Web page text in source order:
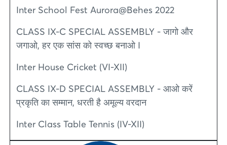
Inter School Fest Aurora@Behes 2022
CLASS IX-C SPECIAL ASSEMBLY - जागो और
जगाओ, हर एक सांस को स्वच्छ बनाओ I
Inter House Cricket (VI-XII)
CLASS IX-D SPECIAL ASSEMBLY - आओ करें
प्रकृति का सम्मान, धरती है अमूल्य वरदान
Inter Class Table Tennis (IV-XII)